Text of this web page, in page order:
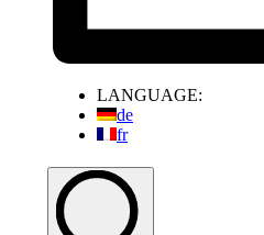
LANGUAGE:
de
fr